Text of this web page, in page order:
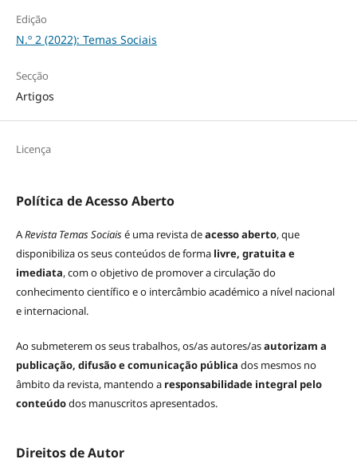
Edição
N.º 2 (2022): Temas Sociais
Secção
Artigos
Licença
Política de Acesso Aberto
ARevista Temas Sociaisé uma revista deacesso aberto, que
disponibiliza os seus conteúdos de forma livre, gratuita e
imediata, com o objetivo de promover a circulação do
conhecimento científico e o intercâmbio académico a nível nacional
e internacional.
Ao submeterem os seus trabalhos, os/as autores/asautorizam a
publicação, difusão e comunicação pública dos mesmos no
âmbito da revista, mantendo a responsabilidade integral pelo
conteúdodos manuscritos apresentados.
Direitos de Autor